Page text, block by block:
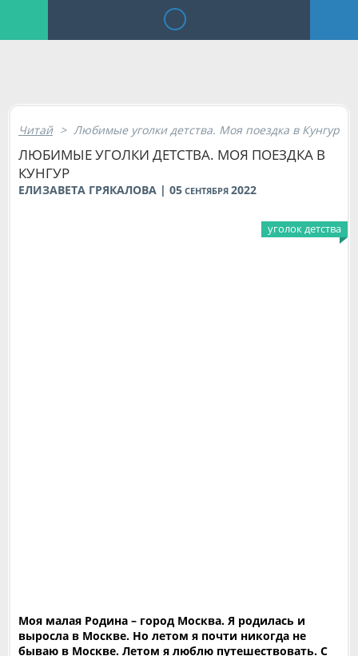
Читай > Любимые уголки детства. Моя поездка в Кунгур
ЛЮБИМЫЕ УГОЛКИ ДЕТСТВА. МОЯ ПОЕЗДКА В
КУНГУР
ЕЛИЗАВЕТА ГРЯКАЛОВА | 05 СЕНТЯБРЯ 2022
уголок детства
Моя малая Родина – город Москва. Я родилась и
выросла в Москве. Но летом я почти никогда не
бываю в Москве. Летом я люблю путешествовать. С